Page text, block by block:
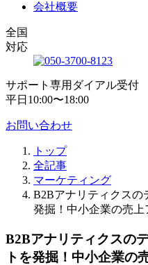
会社概要
全国
対応
サポート専用ダイアル受付
平日10:00〜18:00
お問い合わせ
トップ
全記事
マーケティング
B2Bアナリティクスの
発掘！中小企業の売上
B2Bアナリティクスの
トを発掘！中小企業の